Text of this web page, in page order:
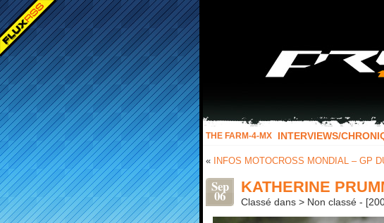
THE FARM-4-MX INTERVIEWS/
«
INFOS MOTOCROSS MONDIAL – GP
Sep
06
KATHERINE
Classé dans > Non classé -